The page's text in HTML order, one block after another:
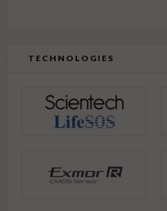
TECHNOLOGIES